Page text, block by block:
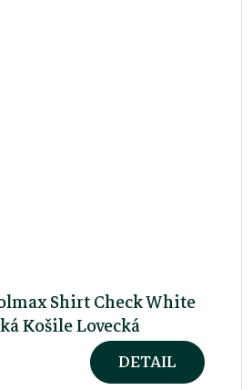
Shirt Check White
Košile Lovecká
DETAIL